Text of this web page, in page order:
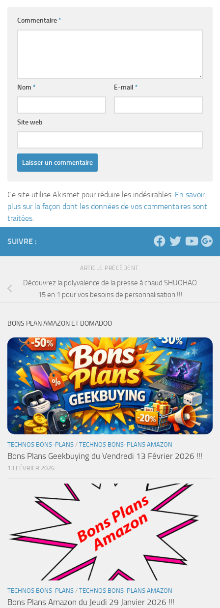
Commentaire*
Nom * E-mail *
Site web
Ce site utilise Akismet pour réduire les indésirables. En savoir
plus sur la façon dont les données de vos commentaires sont
traitées
SUIVRE :
ARTICLE PRÉCÉDENT
Découvrez la polyvalence de la presse à chaud SHUOHAO
15 en 1 pour vos besoins de personnalisation !!!
BONS PLAN AMAZON ET DOMADOO
TECHNOS BONS-PLANS / TECHNOS BONS-PLANS AMAZON
Bons Plans Geekbuying du Vendredi 13 Février 2026 !!!
13 FÉVRIER 2026
TECHNOS BONS-PLANS / TECHNOS BONS-PLANS AMAZON
Bons Plans Amazon du Jeudi 29 Janvier 2026 !!!